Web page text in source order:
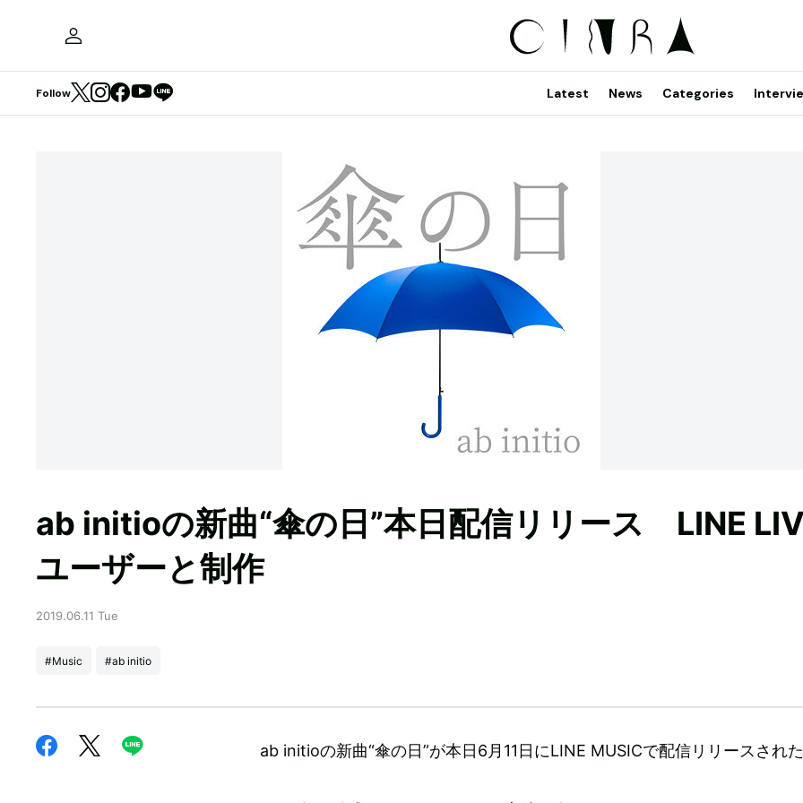
Follow Latest News Categories
ab initioの新曲“傘の日”本日配信リリース LINE
ユーザーと制作
2019.06.11 Tue
#Music #ab initio
ab initioの新曲“傘の日”が本日6月11日にLINE MUSICで配信リリースされ